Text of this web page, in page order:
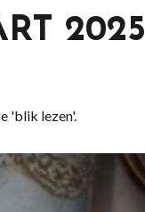
2025
'blik lezen'.